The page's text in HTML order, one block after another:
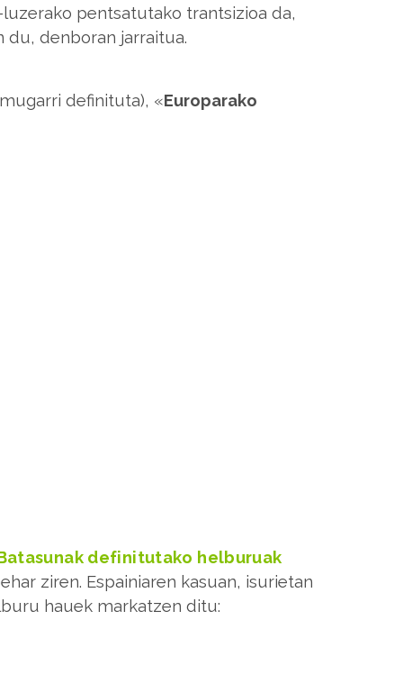
pentsatutako trantsizioa da,
du, denboran jarraitua.
definituta), «Europarako
definitutako helburuak
ziren. Espainiaren kasuan, isurietan
hauek markatzen ditu: